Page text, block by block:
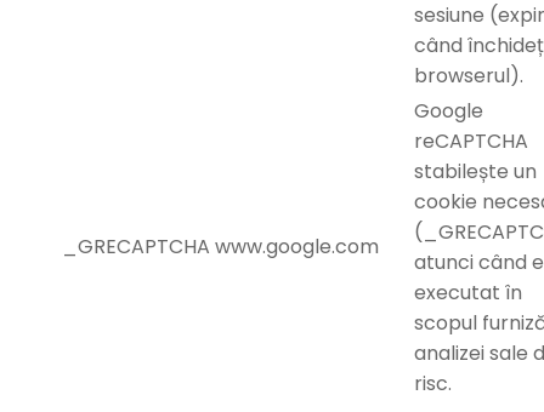
sesiune
când
browserul).
_GRECAPTCHA www.google.com
Google
reCAPTCHA
stabilește un
cookie
atunci când
executat în
scopul
analizei sale
risc.